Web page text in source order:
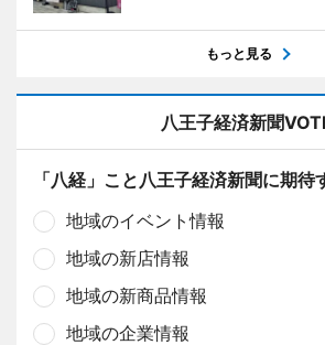
もっと見る
八王子経済新聞
「八経」こと八王子経済新聞に期待
地域のイベント情報
地域の新店情報
地域の新商品情報
地域の企業情報